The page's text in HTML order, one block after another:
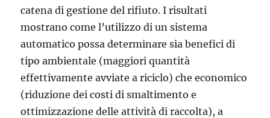
catena di gestione del rifiuto. I risultati
mostrano come l’utilizzo di un sistema
automatico possa determinare sia benefici di
tipo ambientale (maggiori quantità
effettivamente avviate a riciclo) che economico
(riduzione dei costi di smaltimento e
ottimizzazione delle attività di raccolta), a